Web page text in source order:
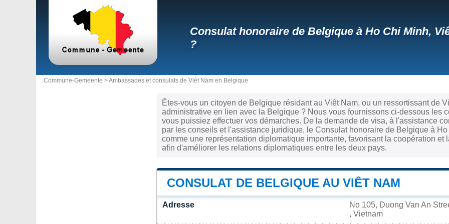
Consulat honoraire de Belgique à Ho Chi Minh,
?
Commune-Gemeente >Ambassades et consulats de Viêt Nam en Belgique
Êtes-vous un citoyen de Belgique résidant au Viêt Nam, ou un ressortissant de
administrative en lien avec la Belgique ? Nous vous fournissons ci-dessous les
vous puissiez effectuer vos démarches. De la demande de visa, à l'assistance
par les conseils et l'assistance juridique, le Consulat honoraire de Belgique à
comme une représentation diplomatique importante, favorisant la coopération
afin d'améliorer les relations diplomatiques entre les deux pays.
CONSULAT DE BELGIQUE AU VIÊT NAM
Adresse
No 105, Duong Van An
, Vietnam